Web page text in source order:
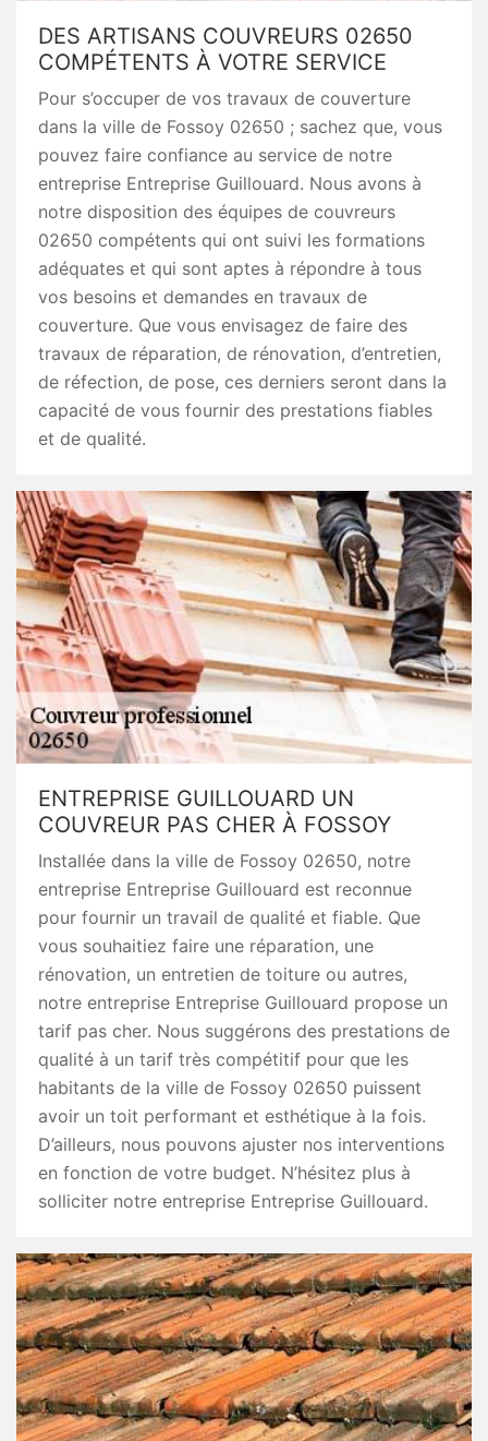
DES ARTISANS COUVREURS 02650
COMPÉTENTS À VOTRE SERVICE
Pour s’occuper de vos travaux de couverture
dans la ville de Fossoy 02650 ; sachez que, vous
pouvez faire confiance au service de notre
entreprise Entreprise Guillouard. Nous avons à
notre disposition des équipes de couvreurs
02650 compétents qui ont suivi les formations
adéquates et qui sont aptes à répondre à tous
vos besoins et demandes en travaux de
couverture. Que vous envisagez de faire des
travaux de réparation, de rénovation, d’entretien,
de réfection, de pose, ces derniers seront dans la
capacité de vous fournir des prestations fiables
et de qualité.
ENTREPRISE GUILLOUARD UN
COUVREUR PAS CHER À FOSSOY
Installée dans la ville de Fossoy 02650, notre
entreprise Entreprise Guillouard est reconnue
pour fournir un travail de qualité et fiable. Que
vous souhaitiez faire une réparation, une
rénovation, un entretien de toiture ou autres,
notre entreprise Entreprise Guillouard propose un
tarif pas cher. Nous suggérons des prestations de
qualité à un tarif très compétitif pour que les
habitants de la ville de Fossoy 02650 puissent
avoir un toit performant et esthétique à la fois.
D’ailleurs, nous pouvons ajuster nos interventions
en fonction de votre budget. N’hésitez plus à
solliciter notre entreprise Entreprise Guillouard.